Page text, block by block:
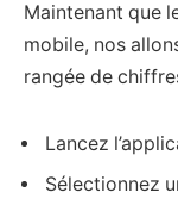
Maintenant que
mobile, nos
rangée de
Lancez
Sélectionnez